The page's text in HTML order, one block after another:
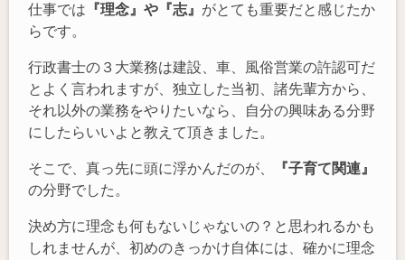
仕事では 『理念』や『志』 がとても重要だと感じたか
らです。
行政書士の３大業務は建設、車、風俗営業の許認可だ
とよく言われますが、独立した当初、諸先輩方から、
それ以外の業務をやりたいなら、自分の興味ある分野
にしたらいいよと教えて頂きました。
そこで、真っ先に頭に浮かんだのが、
『子育て関連』
の分野でした。
決め方に理念も何もないじゃないの？と思われるかも
しれませんが、初めのきっかけ自体には、確かに理念